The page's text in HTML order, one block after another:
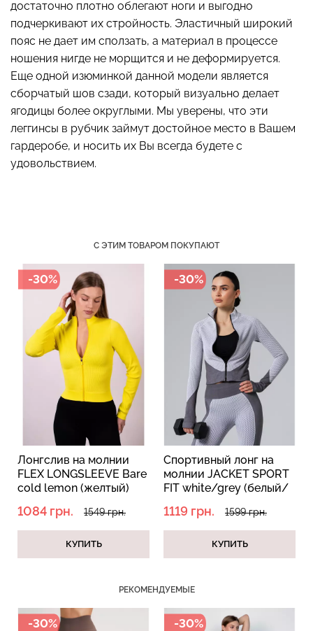
достаточно плотно облегают ноги и выгодно
подчеркивают их стройность. Эластичный широкий
пояс не дает им сползать, а материал в процессе
ношения нигде не морщится и не деформируется.
Еще одной изюминкой данной модели является
сборчатый шов сзади, который визуально делает
ягодицы более округлыми. Мы уверены, что эти
леггинсы в рубчик займут достойное место в Вашем
гардеробе, и носить их Вы всегда будете с
удовольствием.
С ЭТИМ ТОВАРОМ ПОКУПАЮТ
-30%
Лонгслив на молнии
FLEX LONGSLEEVE Bare
cold lemon (желтый)
1084 грн. 1549 грн.
КУПИТЬ
-30%
Спортивный лонг на
молнии JACKET SPORT
FIT white/grey (белый/
1119 грн. 1599 грн.
КУПИТЬ
РЕКОМЕНДУЕМЫЕ
-30% -30%
Топ на бретелях в рубчик
CAMI TOP RIB black
(черный) Giulia
499 грн.
Бесшовный топ на тонких
бретелях CAMI TOP
(белый) Giulia
279 грн.
Бесшовный топ с легкой
коррекцией BRA
SHAPEWEAR nude
(бежевый) Giulia
Велосипедки с пуш-ап
эффектом бесшовные
TRACKS SHAPE black
(черный) Giulia